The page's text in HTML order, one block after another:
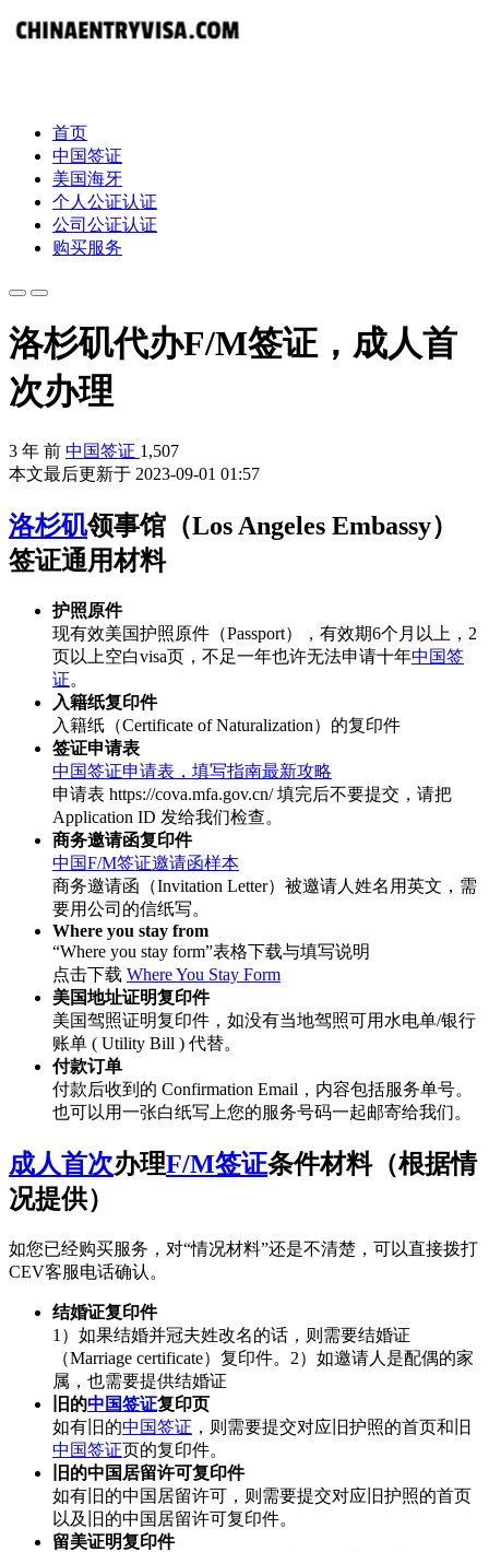
首页
中国签证
美国海牙
个人公证认证
公司公证认证
购买服务
洛杉矶代办F/M签证，成人首
次办理
3 年 前 中国签证 1,507
本文最后更新于 2023-09-01 01:57
洛杉矶领事馆（Los Angeles Embassy）
签证通用材料
护照原件
现有效美国护照原件（Passport），有效期6个月以上，2
页以上空白visa页，不足一年也许无法申请十年中国签
证。
入籍纸复印件
入籍纸（Certificate of Naturalization）的复印件
签证申请表
中国签证申请表，填写指南最新攻略
申请表 https://cova.mfa.gov.cn/ 填完后不要提交，请把
Application ID 发给我们检查。
商务邀请函复印件
中国F/M签证邀请函样本
商务邀请函（Invitation Letter）被邀请人姓名用英文，需
要用公司的信纸写。
Where you stay from
“Where you stay form”表格下载与填写说明
点击下载 Where You Stay Form
美国地址证明复印件
美国驾照证明复印件，如没有当地驾照可用水电单/银行
账单 ( Utility Bill ) 代替。
付款订单
付款后收到的 Confirmation Email，内容包括服务单号。
也可以用一张白纸写上您的服务号码一起邮寄给我们。
成人首次办理F/M签证条件材料（根据情
况提供）
如您已经购买服务，对“情况材料”还是不清楚，可以直接拨打
CEV客服电话确认。
结婚证复印件
1）如果结婚并冠夫姓改名的话，则需要结婚证
（Marriage certificate）复印件。2）如邀请人是配偶的家
属，也需要提供结婚证
旧的中国签证复印页
如有旧的中国签证 ，则需要提交对应旧护照的首页和旧
中国签证页的复印件。
旧的中国居留许可复印件
如有旧的中国居留许可，则需要提交对应旧护照的首页
以及旧的中国居留许可复印件。
留美证明复印件